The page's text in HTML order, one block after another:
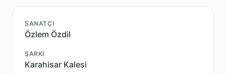
SANATÇI
Özlem Özdil
ŞARKI
Karahisar Kalesi